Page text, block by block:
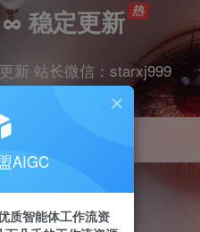
稳定更新
新 站长微信：starxj999
AIGC
质智能体工作流资